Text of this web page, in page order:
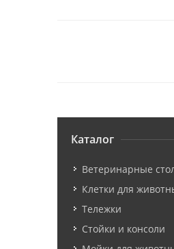
Каталог
Ветеринарные
Клетки для
Тележки
Стойки и консоли